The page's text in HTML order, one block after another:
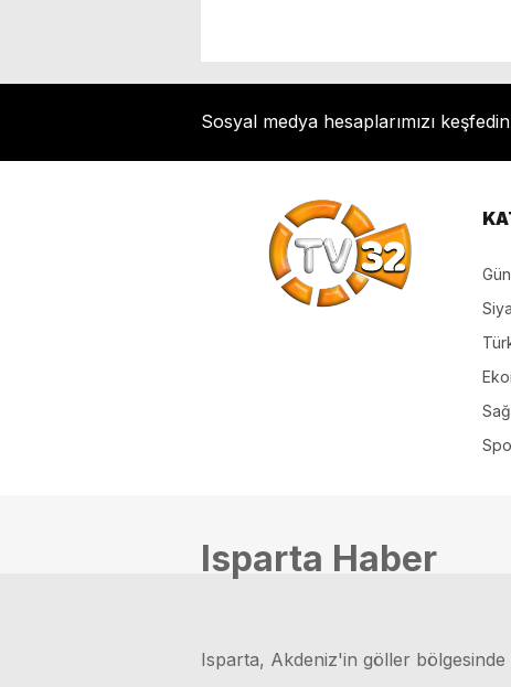
Sosyal medya hesaplarımızı keşfedin
Isparta Haber
Isparta, Akdeniz'in göller